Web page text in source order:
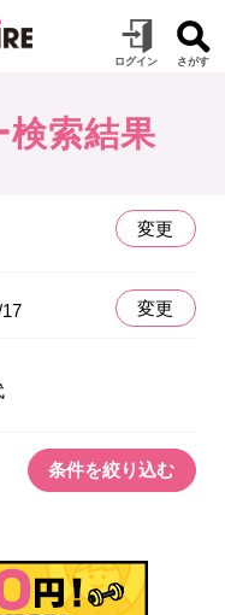
索結果
変更
変更
条件を絞り込む